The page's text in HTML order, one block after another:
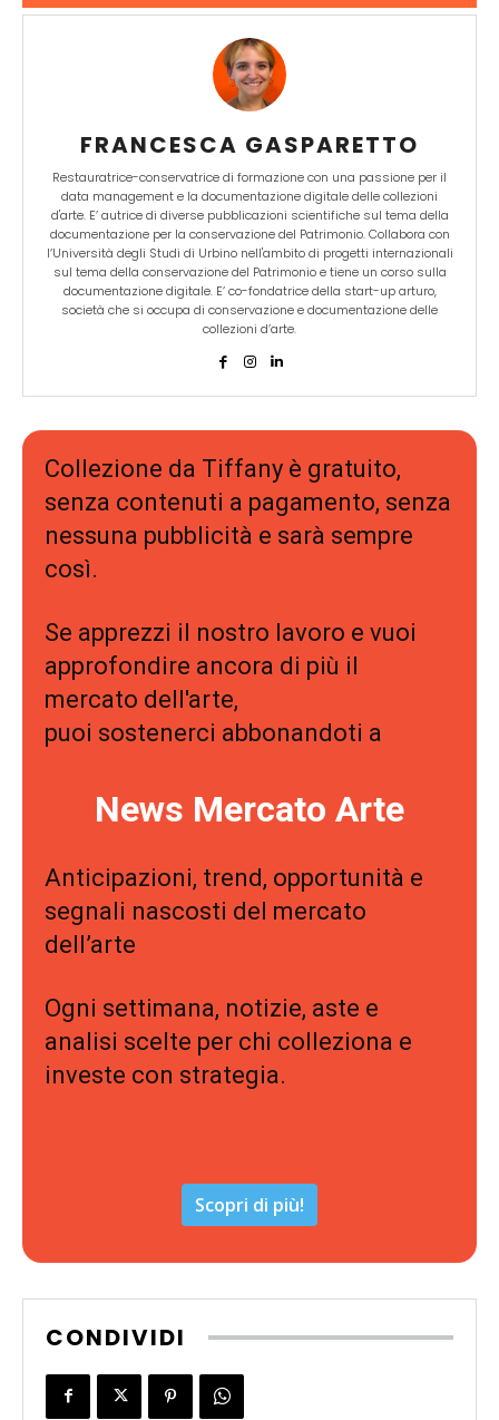
FRANCESCA GASPARETTO
Restauratrice-conservatrice di formazione con una passione per il
data management e la documentazione digitale delle collezioni
d'arte. E’ autrice di diverse pubblicazioni scientifiche sul tema della
documentazione per la conservazione del Patrimonio. Collabora con
l’Università degli Studi di Urbino nell'ambito di progetti internazionali
sul tema della conservazione del Patrimonio e tiene un corso sulla
documentazione digitale. E’ co-fondatrice della start-up arturo,
società che si occupa di conservazione e documentazione delle
collezioni d’arte.
Collezione da Tiffany è gratuito,
senza contenuti a pagamento, senza
nessuna pubblicità e sarà sempre
così.
Se apprezzi il nostro lavoro e vuoi
approfondire ancora di più il
mercato dell'arte,
puoi sostenerci abbonandoti a
News Mercato Arte
Anticipazioni, trend, opportunità e
segnali nascosti del mercato
dell’arte
Ogni settimana, notizie, aste e
analisi scelte per chi colleziona e
investe con strategia.
Scopri di più!
CONDIVIDI